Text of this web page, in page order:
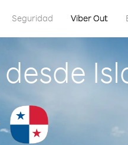
Seguridad Viber Out